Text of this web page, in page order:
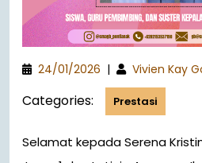
24/01/2026 | Vivien Kay
Categories: Prestasi
Selamat kepada Serena Kristin (12IPS3) meraih